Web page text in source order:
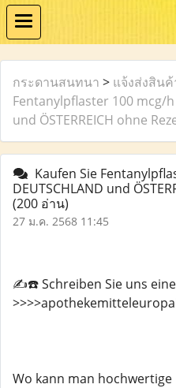
กระดานสนทนา > แจ้งส่งสินค้
Fentanylpflaster 100 mcg/
und ÖSTERREICH ohne
Kaufen Sie
DEUTSCHLAND und
(200 อ่าน)
27 ม.ค. 2568 11:45
✍️☎️ Schreiben Sie uns eine
Wo kann man